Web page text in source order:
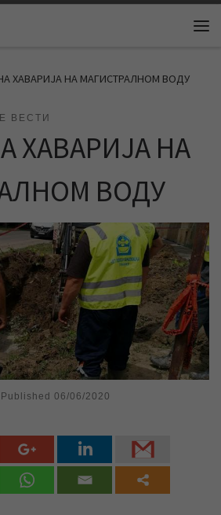
ХАВАРИЈА НА МАГИСТРАЛНОМ ВОДУ
ВЕСТИ
ХАВАРИЈА НА
ВОДУ
Published 06/06/2020